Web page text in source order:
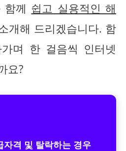
함께 쉽고 실용적인 해
개해 드리겠습니다. 함
며 한 걸음씩 인터넷
요?
자격 및 탈락하는 경우